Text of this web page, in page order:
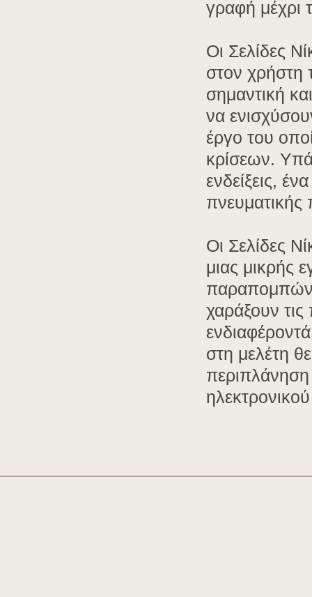
γραφή μέχρι
Οι Σελίδες
στον χρήστη
σημαντική
να
έργο του
κρίσεων.
ενδείξεις,
πνευματικής
Οι Σελίδες
μιας μικρής
παραπομπών
χαράξουν
στη μελέτη
περιπλάνηση